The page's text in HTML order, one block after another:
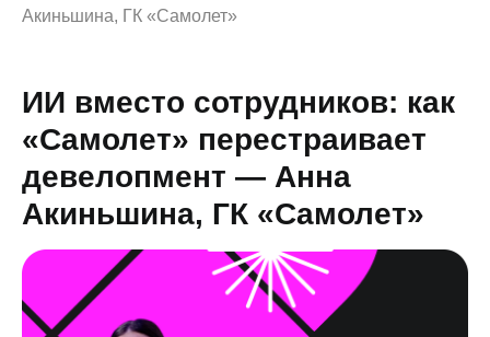
Акиньшина, ГК «Самолет»
ИИ вместо сотрудников: как
«Самолет» перестраивает
девелопмент — Анна
Акиньшина, ГК «Самолет»